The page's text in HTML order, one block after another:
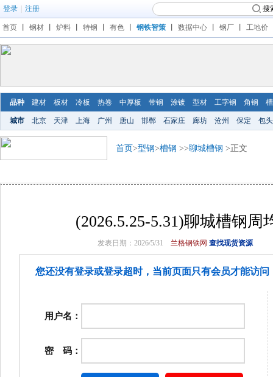
登录 注册 搜
首页 钢材 炉料 特钢 有色 钢铁智策 数据中心 钢厂 工地价
品种 建材 板材 冷板 热卷 中厚板 带钢 涂镀 型材 工字钢 角钢
城市 北京 天津 上海 广州 唐山 邯郸 石家庄 廊坊 沧州 保定 包头
首页>型钢>槽钢 >>聊城槽钢 >正文
(2026.5.25-5.31)聊城槽钢周
发表日期：2026/5/31 兰格钢铁网 查找现货资源